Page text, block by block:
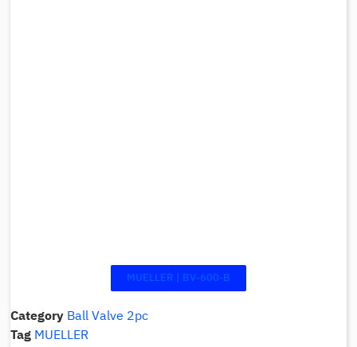
MUELLER | BV-600-B
CategoryBall Valve 2pc
TagMUELLER